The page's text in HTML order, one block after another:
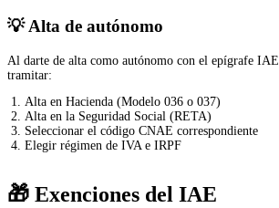
💡 Alta de autónomo
Al darte de alta como autónomo con el epígrafe IAE
tramitar:
Alta en Hacienda (Modelo 036 o 037)
Alta en la Seguridad Social (RETA)
Seleccionar el código CNAE correspondiente
Elegir régimen de IVA e IRPF
🎁 Exenciones del IAE